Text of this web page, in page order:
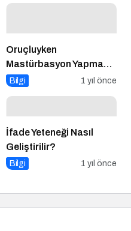
Oruçluyken
Mastürbasyon Yapmak
Orucu Bozar mı?
Bilgi 1 yıl önce
İfade Yeteneği Nasıl
Geliştirilir?
Bilgi 1 yıl önce